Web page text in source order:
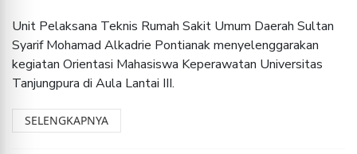
Unit Pelaksana Teknis Rumah Sakit Umum Daerah Sultan
Syarif Mohamad Alkadrie Pontianak menyelenggarakan
kegiatan Orientasi Mahasiswa Keperawatan Universitas
Tanjungpura di Aula Lantai III.
SELENGKAPNYA